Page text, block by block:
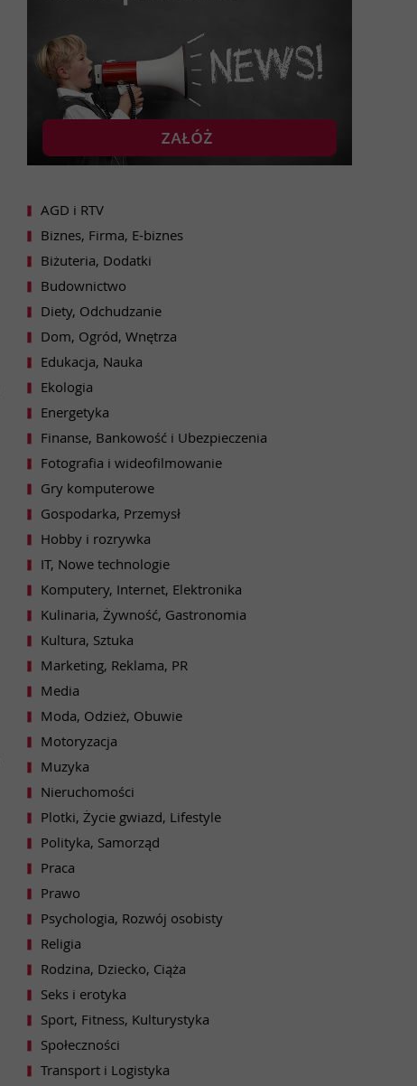
AGD i RTV
Biznes, Firma, E-biznes
Biżuteria, Dodatki
Budownictwo
Diety, Odchudzanie
Dom, Ogród, Wnętrza
Edukacja, Nauka
Ekologia
Energetyka
Finanse, Bankowość i Ubezpieczenia
Fotografia i wideofilmowanie
Gry komputerowe
Gospodarka, Przemysł
Hobby i rozrywka
IT, Nowe technologie
Komputery, Internet, Elektronika
Kulinaria, Żywność, Gastronomia
Kultura, Sztuka
Marketing, Reklama, PR
Media
Moda, Odzież, Obuwie
Motoryzacja
Muzyka
Nieruchomości
Plotki, Życie gwiazd, Lifestyle
Polityka, Samorząd
Praca
Prawo
Psychologia, Rozwój osobisty
Religia
Rodzina, Dziecko, Ciąża
Seks i erotyka
Sport, Fitness, Kulturystyka
Społeczności
Transport i Logistyka